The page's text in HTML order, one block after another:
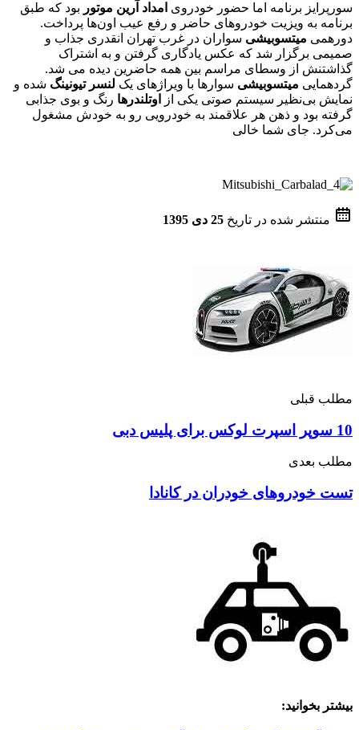
سورپرایز برنامه اما حضور خودروی امداد آرین موتور بود که طبق
برنامه به ویزیت خودروهای حاضر و رفع عیب اون‌ها پرداخت.
دورهمی میتسوبیشی سواران در غرب تهران انقدری جذاب و
صمیمی برگزار شد که عکس یادگاری گرفتن و به اشتراک
گذاشتنش از وسطای مراسم بین همه حاضرین دیده می شد.
گردهمایی میتسوبیشی سوارها با ویراژهای یک لنسر تیونینگ شده و
نمایش بی‌نظیر سیستم صوتی یکی از
اوتلندرها رنگ و بوی جذابی
گرفته بود و ذهن هر علاقمند به خودرویی رو به خودش مشغول
می‌کرد. جای شما خالی
منتشر شده در تاریخ 25 دی 1395
مطلب قبلی
10 سوپر اسپرت لوکس برای پلیس دبی
مطلب بعدی
تست خودروهای خودران در کانادا
بیشتر بخوانید: